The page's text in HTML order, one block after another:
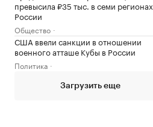
превысила ₽35 тыс. в семи регионах
России
Общество
США ввели санкции в отношении
военного атташе Кубы в России
Политика
Загрузить еще